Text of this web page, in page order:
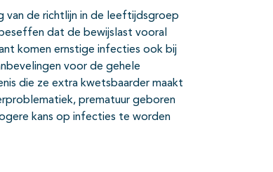
de richtlijn in de leeftijdsgroep
dat de bewijslast vooral
komen ernstige infecties ook bij
voor de gehele
die ze extra kwetsbaarder maakt
prematuur geboren
kans op infecties te worden